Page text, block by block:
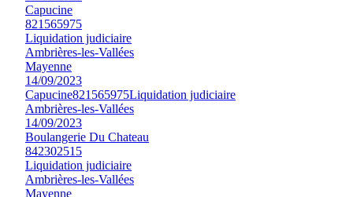
Capucine
821565975
Liquidation judiciaire
Ambrières-les-Vallées
Mayenne
14/09/2023
Capucine821565975Liquidation judiciaire
Ambrières-les-Vallées
14/09/2023
Boulangerie Du Chateau
842302515
Liquidation judiciaire
Ambrières-les-Vallées
Mayenne